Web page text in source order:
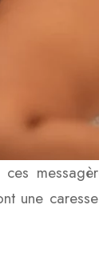
ces
une